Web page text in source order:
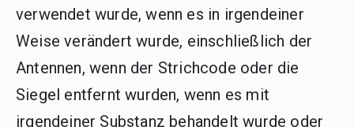
verwendet wurde, wenn es in irgendeiner
Weise verändert wurde, einschließlich der
Antennen, wenn der Strichcode oder die
Siegel entfernt wurden, wenn es mit
irgendeiner Substanz behandelt wurde oder